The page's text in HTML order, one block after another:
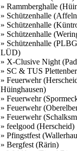
» Rammberghalle
» Schützenhalle
» Schützenhalle
» Schützenhalle
» Schützenhalle
LÜD)
» X-Clusive Night
» SC & TUS
» Feuerwehr
Hüinghausen)
» Feuerwehr
» Feuerwehr
» Feuerwehr
» feelgood (Herscheid)
» Pfingstfest
» Bergfest (Rärin)